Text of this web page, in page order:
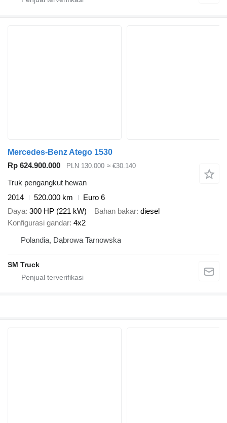
Mercedes-Benz Atego 1530
Rp 624.900.000
PLN 130.000 ≈ €30.140
Truk pengangkut hewan
2014
520.000 km
Euro 6
Daya 300 HP (221 kW) Bahan bakar diesel
Konfigurasi gandar 4x2
Polandia, Dąbrowa Tarnowska
SM Truck